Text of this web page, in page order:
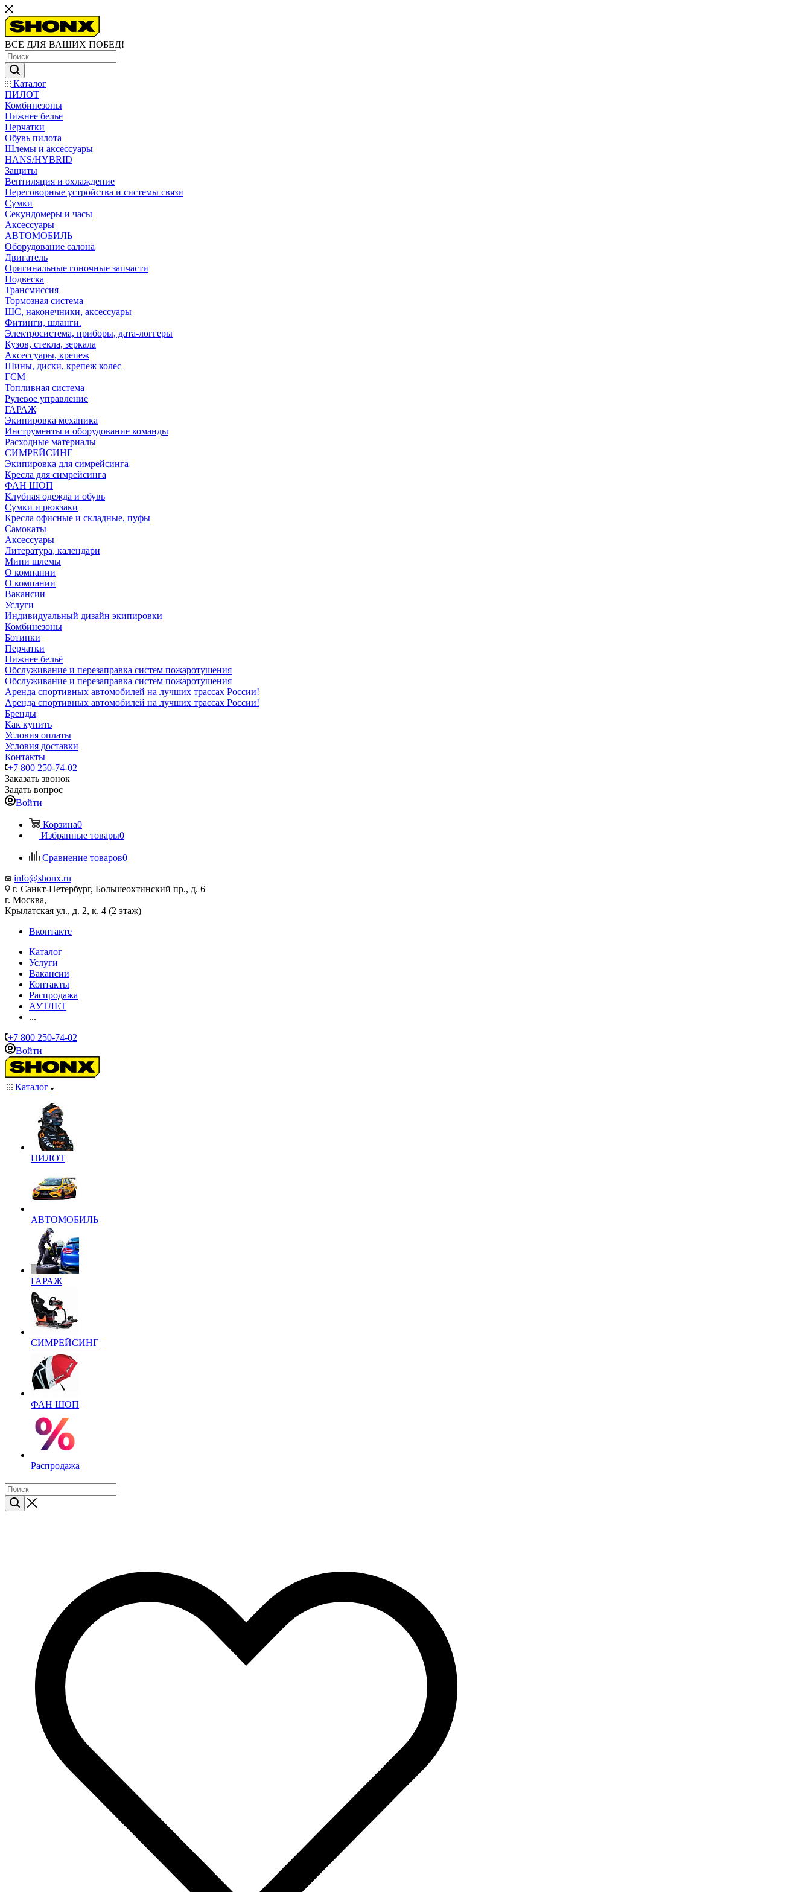
ВСЕ ДЛЯ ВАШИХ ПОБЕД!
Каталог
ПИЛОТ
Комбинезоны
Нижнее белье
Перчатки
Обувь пилота
Шлемы и аксессуары
HANS/HYBRID
Защиты
Вентиляция и охлаждение
Переговорные устройства и системы связи
Сумки
Секундомеры и часы
Аксессуары
АВТОМОБИЛЬ
Оборудование салона
Двигатель
Оригинальные гоночные запчасти
Подвеска
Трансмиссия
Тормозная система
ШС, наконечники, аксессуары
Фитинги, шланги.
Электросистема, приборы, дата-логгеры
Кузов, стекла, зеркала
Аксессуары, крепеж
Шины, диски, крепеж колес
ГСМ
Топливная система
Рулевое управление
ГАРАЖ
Экипировка механика
Инструменты и оборудование команды
Расходные материалы
СИМРЕЙСИНГ
Экипировка для симрейсинга
Кресла для симрейсинга
ФАН ШОП
Клубная одежда и обувь
Сумки и рюкзаки
Кресла офисные и складные, пуфы
Самокаты
Аксессуары
Литература, календари
Мини шлемы
О компании
О компании
Вакансии
Услуги
Индивидуальный дизайн экипировки
Комбинезоны
Ботинки
Перчатки
Нижнее бельё
Обслуживание и перезаправка систем пожаротушения
Обслуживание и перезаправка систем пожаротушения
Аренда спортивных автомобилей на лучших трассах России!
Аренда спортивных автомобилей на лучших трассах России!
Бренды
Как купить
Условия оплаты
Условия доставки
Контакты
+7 800 250-74-02
Заказать звонок
Задать вопрос
Войти
Корзина0
Избранные товары0
Сравнение товаров0
info@shonx.ru
г. Санкт-Петербург, Большеохтинский пр., д. 6
г. Москва,
Крылатская ул., д. 2, к. 4 (2 этаж)
Вконтакте
Каталог
Услуги
Вакансии
Контакты
Распродажа
АУТЛЕТ
...
+7 800 250-74-02
Войти
Каталог
ПИЛОТ
АВТОМОБИЛЬ
ГАРАЖ
СИМРЕЙСИНГ
ФАН ШОП
Распродажа